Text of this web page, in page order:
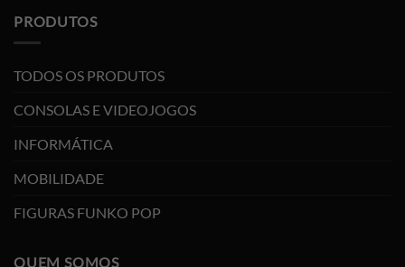
PRODUTOS
TODOS OS PRODUTOS
CONSOLAS E VIDEOJOGOS
INFORMÁTICA
MOBILIDADE
FIGURAS FUNKO POP
QUEM SOMOS